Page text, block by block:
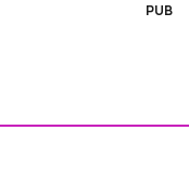
PUB